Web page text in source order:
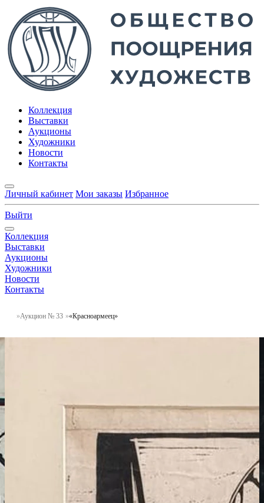
Коллекция
Выставки
Аукционы
Художники
Новости
Контакты
Личный кабинет Мои заказы Избранное
Выйти
Коллекция
Выставки
Аукционы
Художники
Новости
Контакты
Аукцион № 33 «Красноармеец»